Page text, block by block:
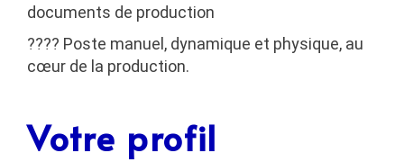
documents de production
???? Poste manuel, dynamique et physique, au
cœur de la production.
Votre profil